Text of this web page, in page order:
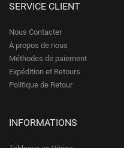
SERVICE CLIENT
Nous Contacter
À propos de nous
Méthodes de paiement
Expédition et Retours
Politique de Retour
INFORMATIONS